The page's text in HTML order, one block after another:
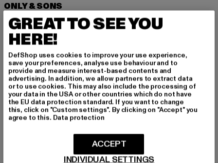
ONLY & SONS
Loom
30,00 EUR
Derzeitiger Preis: 30,00 EUR
59,99 EUR Aktionspreis: 59,99 EUR
MELDE DICH AN, UM
INSPIRIERT ZU BLEI
Melde dich hier für unseren Newsletter an und
GREAT TO SEE YOU
HERE!
DefShop uses cookies to improve your use experience,
save your preferences, analyse use behaviour and to
provide and measure interest-based contents and
advertising. In addition, we allow partners to extract data
or to use cookies. This may also include the processing of
your data in the USA or other countries which do not have
the EU data protection standard. If you want to change
this, click on "Custom settings". By clicking on "Accept" you
agree to this. Data protection
INDIVIDUAL SETTINGS
ACCEPT